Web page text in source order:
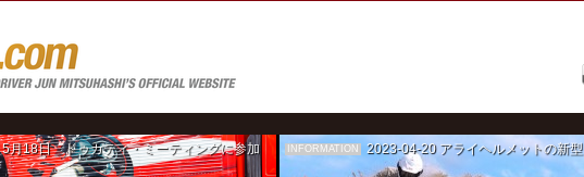
5月18日 ドゥカティ・ミーティングに参加 INFORMATION 2023-04-20 アライヘルメットの新型モデルPVの制